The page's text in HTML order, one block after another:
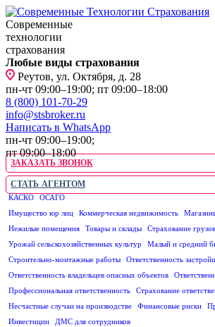
Современные
технологии
страхования
Любые виды страхования
Реутов, ул. Октября, д. 28
пн-чт 09:00–19:00; пт 09:00–18:00
8 (800) 101-70-29
info@stsbroker.ru
Написать в WhatsApp
пн-чт 09:00–19:00;
пт 09:00–18:00
ЗАКАЗАТЬ ЗВОНОК
СТАТЬ АГЕНТОМ
КАСКО ОСАГО
Имущество юр лиц
Коммерческая недвижимость
Нежилые помещения
Товары и склады
Страхование грузов
Урожай сельскохозяйственных культур
Малый и средний
Строительно-монтажные работы
Ответственность
Ответственность владельцев опасных объектов
Профессиональная ответственность
Страхование
Несчастные случаи на производстве
Финансовые риски
Инвестиции
ДМС для сотрудников